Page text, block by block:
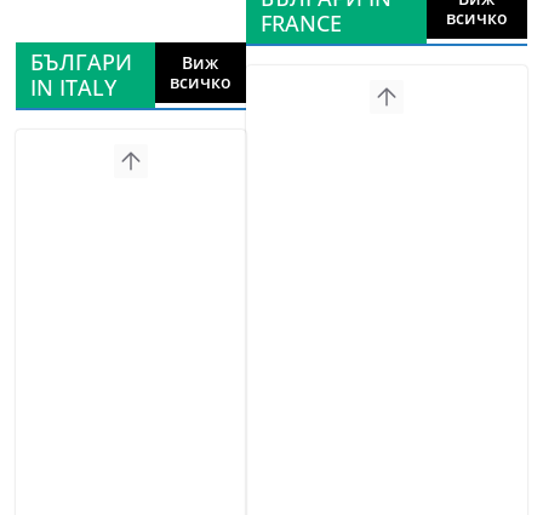
БЪЛГАРИ
IN ITALY
Виж
всичко
FRANCE
всичко